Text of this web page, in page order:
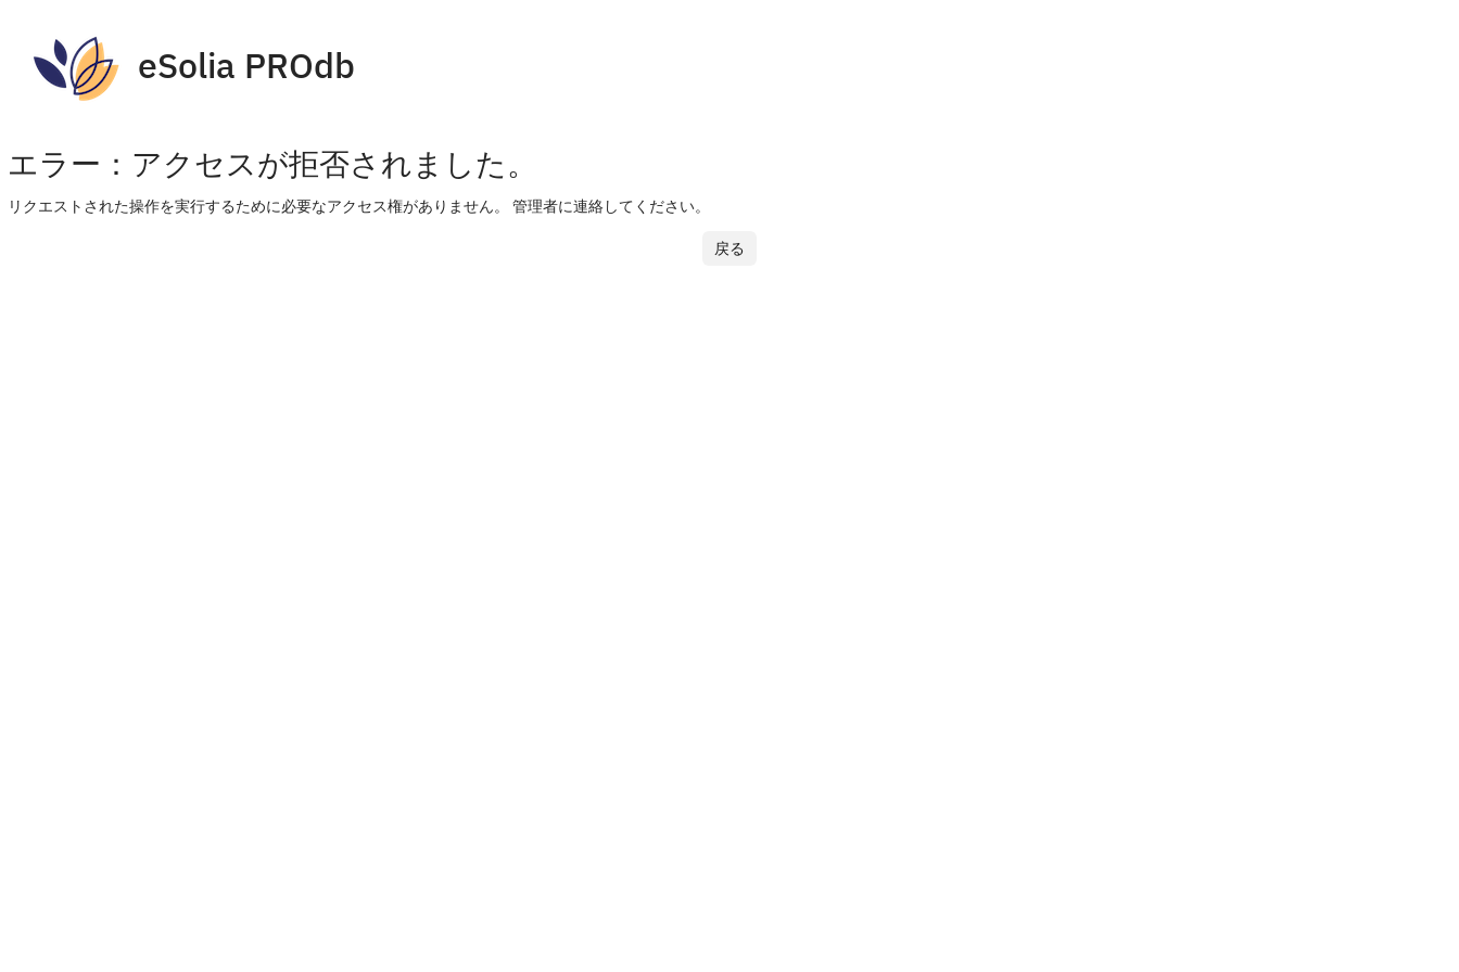
eSolia PROdb
エラー：アクセスが拒否されました。
リクエストされた操作を実行するために必要なアクセス権がありません。 管理者に連絡してください。
戻る